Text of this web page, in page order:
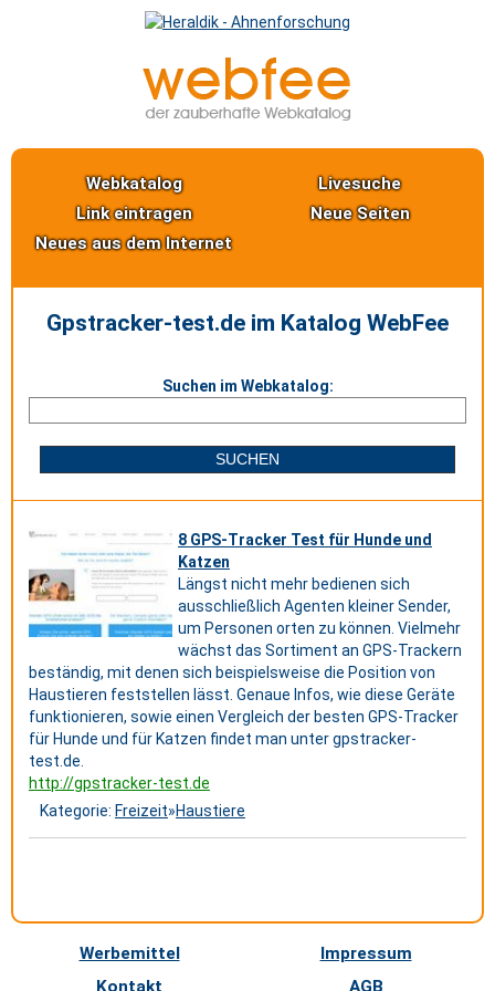
Webkatalog
Livesuche
Link eintragen
Neue Seiten
Neues aus dem Internet
Gpstracker-test.de im Katalog WebFee
Suchen im Webkatalog:
8 GPS-Tracker Test für Hunde und
Katzen
Längst nicht mehr bedienen sich
ausschließlich Agenten kleiner Sender,
um Personen orten zu können. Vielmehr
wächst das Sortiment an GPS-Trackern
beständig, mit denen sich beispielsweise die Position von
Haustieren feststellen lässt. Genaue Infos, wie diese Geräte
funktionieren, sowie einen Vergleich der besten GPS-Tracker
für Hunde und für Katzen findet man unter gpstracker-
test.de.
http://gpstracker-test.de
Kategorie: Freizeit»Haustiere
Werbemittel
Impressum
Kontakt
AGB